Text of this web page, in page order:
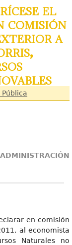
el
comisión
a
en comisión
al economista
Naturales no